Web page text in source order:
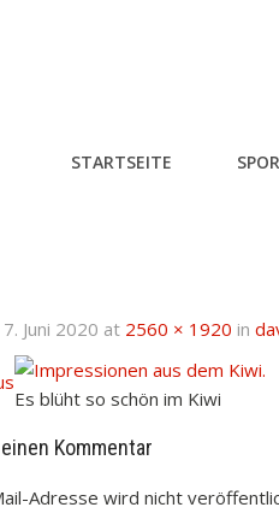
STARTSEITE
7. Juni 2020 at 2560 × 1920 in
Es blüht so schön im Kiwi
Kommentar
Adresse wird nicht